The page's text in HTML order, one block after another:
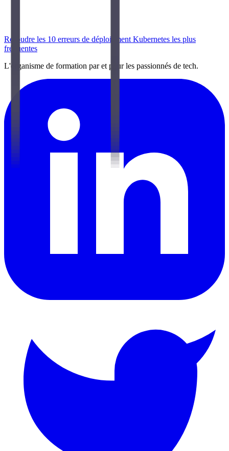
Résoudre les 10 erreurs de déploiement Kubernetes les plus
fréquentes
L'organisme de formation par et pour les passionnés de tech.